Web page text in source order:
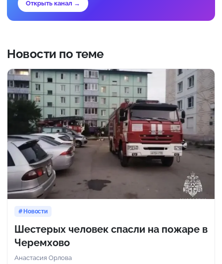
Открыть канал →
Новости по теме
Новости
Шестерых человек спасли на пожаре в
Черемхово
Анастасия Орлова